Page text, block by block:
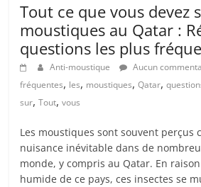
Tout ce que vous devez
moustiques au Qatar :
questions les plus
Anti-moustique Aucun
fréquentes, les, moustiques,Qatar,
sur,Tout,vous
Les moustiques sont souvent perçus
nuisance inévitable dans de
monde, y compris au Qatar. En
humide de ce pays, ces insectes se